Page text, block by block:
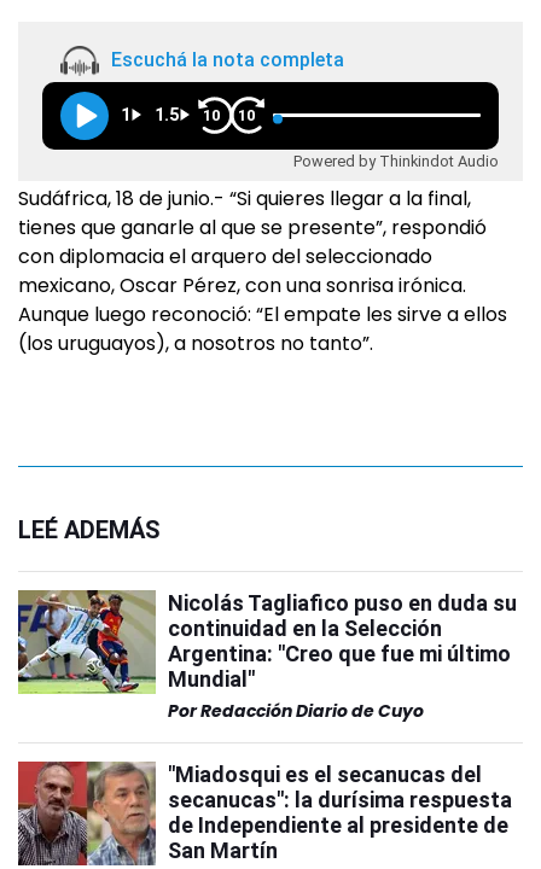
Escuchá la nota completa
1 1.5 10 10
Powered by Thinkindot Audio
Sudáfrica, 18 de junio.- “Si quieres llegar a la final,
tienes que ganarle al que se presente”, respondió
con diplomacia el arquero del seleccionado
mexicano, Oscar Pérez, con una sonrisa irónica.
Aunque luego reconoció: “El empate les sirve a ellos
(los uruguayos), a nosotros no tanto”.
LEÉ ADEMÁS
Nicolás Tagliafico puso en duda su
continuidad en la Selección
Argentina: "Creo que fue mi último
Mundial"
PorRedacción Diario de Cuyo
"Miadosqui es el secanucas del
secanucas": la durísima respuesta
de Independiente al presidente de
San Martín